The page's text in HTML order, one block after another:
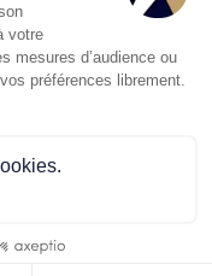
votre
mesures d’audience ou
préférences librement.